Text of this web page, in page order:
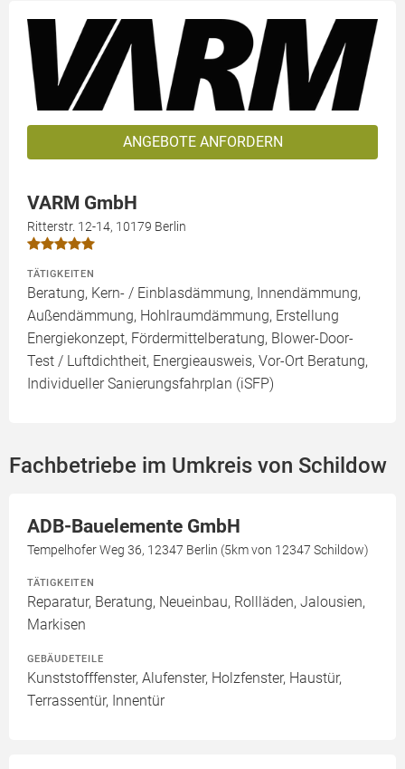
ANGEBOTE ANFORDERN
VARM GmbH
Ritterstr. 12-14, 10179 Berlin
TÄTIGKEITEN
Beratung, Kern- / Einblasdämmung, Innendämmung,
Außendämmung, Hohlraumdämmung, Erstellung
Energiekonzept, Fördermittelberatung, Blower-Door-
Test / Luftdichtheit, Energieausweis, Vor-Ort Beratung,
Individueller Sanierungsfahrplan (iSFP)
Fachbetriebe im Umkreis von Schildow
ADB-Bauelemente GmbH
Tempelhofer Weg 36, 12347 Berlin (5km von 12347 Schildow)
TÄTIGKEITEN
Reparatur, Beratung, Neueinbau, Rollläden, Jalousien,
Markisen
GEBÄUDETEILE
Kunststofffenster, Alufenster, Holzfenster, Haustür,
Terrassentür, Innentür